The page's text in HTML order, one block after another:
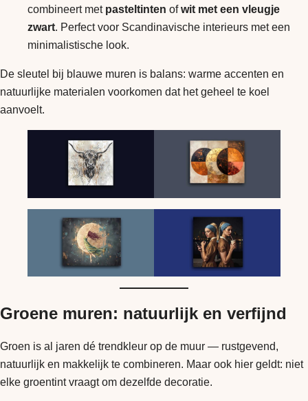
combineert met pasteltinten ofwit met een vleugje
zwart. Perfect voor Scandinavische interieurs met een
minimalistische look.
De sleutel bij blauwe muren is balans: warme accenten en
natuurlijke materialen voorkomen dat het geheel te koel
aanvoelt.
Groene muren: natuurlijk en verfijnd
Groen is al jaren dé trendkleur op de muur — rustgevend,
natuurlijk en makkelijk te combineren. Maar ook hier geldt: niet
elke groentint vraagt om dezelfde decoratie.